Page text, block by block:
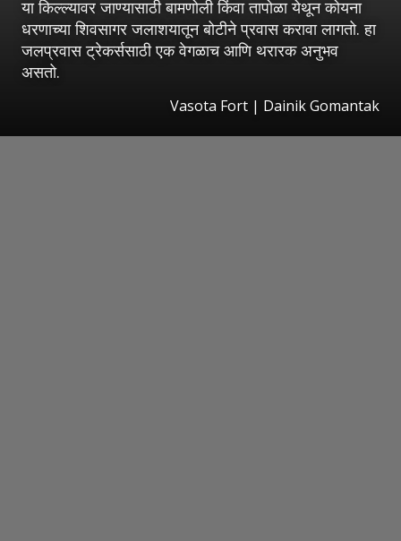
या किल्ल्यावर जाण्यासाठी बामणोली किंवा तापोळा येथून कोयना
धरणाच्या शिवसागर जलाशयातून बोटीने प्रवास करावा लागतो. हा
जलप्रवास ट्रेकर्ससाठी एक वेगळाच आणि थरारक अनुभव
असतो.
Vasota Fort | Dainik Gomantak